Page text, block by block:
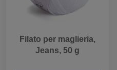
Filato per maglieria,
Jeans, 50 g